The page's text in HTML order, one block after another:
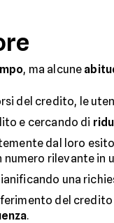
, ma alcune
del credito, le
e cercando di
dal loro
rilevante in
una
del
.